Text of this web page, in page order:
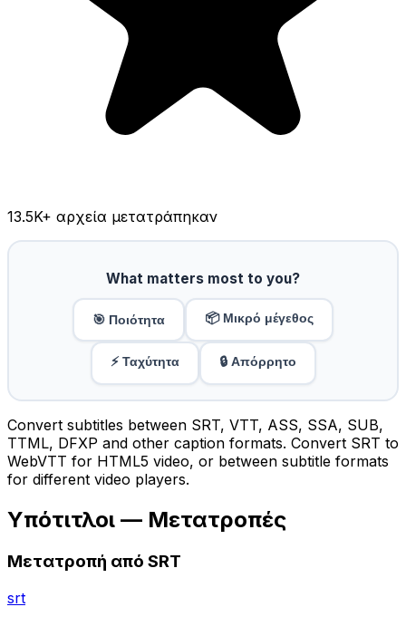
13.5K+ αρχεία μετατράπηκαν
What matters most to you?
🎯 Ποιότητα 📦 Μικρό μέγεθος
⚡ Ταχύτητα 🔒 Απόρρητο
Convert subtitles between SRT, VTT, ASS, SSA, SUB,
TTML, DFXP and other caption formats. Convert SRT to
WebVTT for HTML5 video, or between subtitle formats
for different video players.
Υπότιτλοι — Μετατροπές
Μετατροπή από SRT
srt